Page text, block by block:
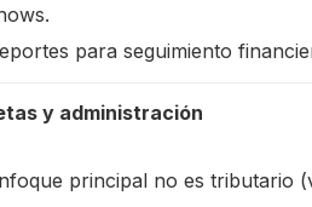
para seguimiento
y administración
principal no es tributario